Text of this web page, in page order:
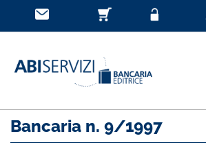
Bancaria n. 9/1997